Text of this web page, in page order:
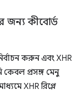
জন্য কীবোর্ড
করুন এবং XHR
কেবল প্রসঙ্গ মেনু
XHR রিপ্লে